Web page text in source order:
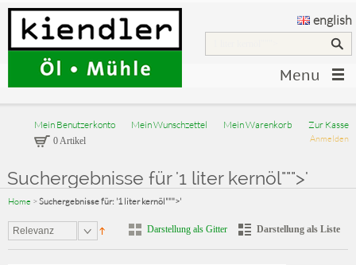
english
Menu
Mein Benutzerkonto Mein Wunschzettel Mein Warenkorb Zur Kasse
Anmelden
0 Artikel
Suchergebnisse für '1 liter kernöl""">'
Home > Suchergebnisse für: '1 liter kernöl""">'
Relevanz Darstellung als Gitter Darstellung als Liste